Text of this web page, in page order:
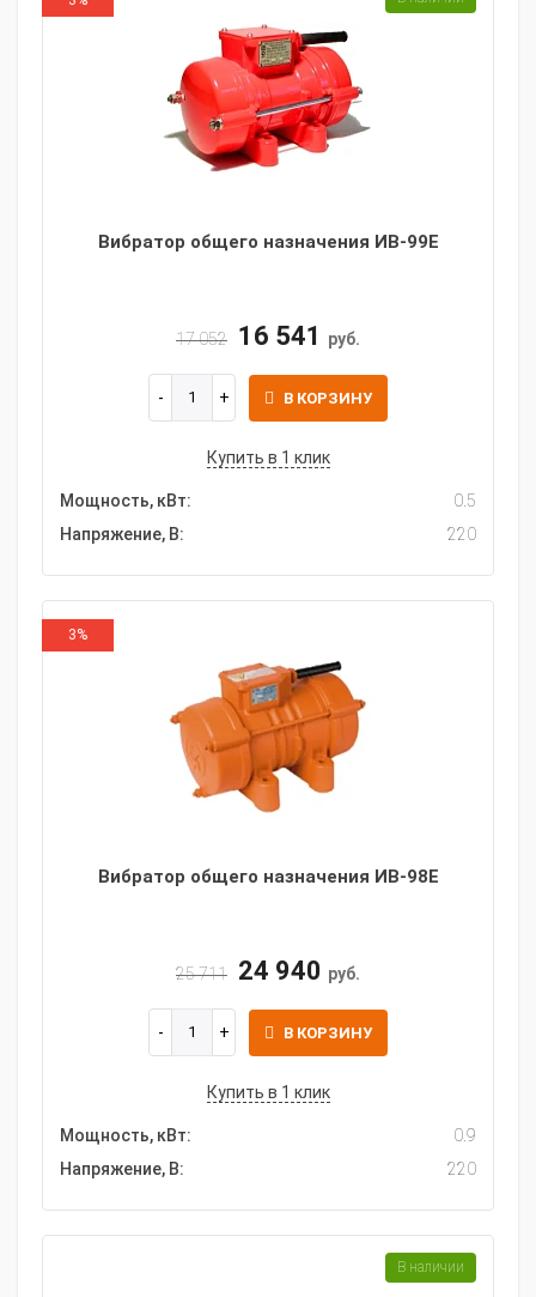
Вибратор общего назначения ИВ-99E
17 052 16 541 руб.
В КОРЗИНУ
Купить в 1 клик
Мощность, кВт:
0.5
Напряжение, В:
220
3%
Вибратор общего назначения ИВ-98Е
25 711 24 940 руб.
В КОРЗИНУ
Купить в 1 клик
Мощность, кВт:
0.9
Напряжение, В:
220
В наличии